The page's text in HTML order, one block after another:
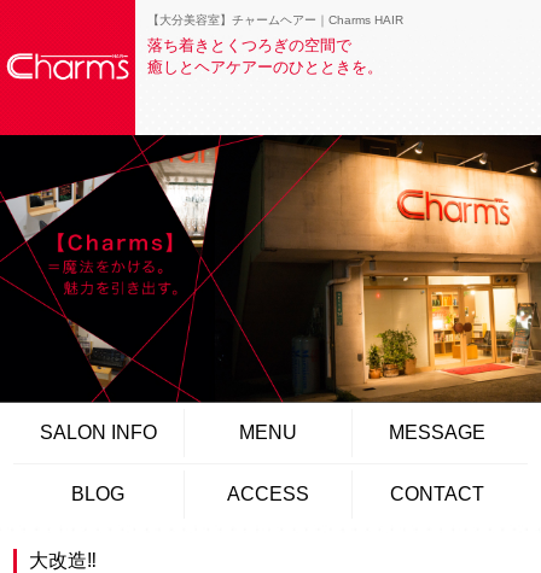
【大分美容室】チャームヘアー｜Charms HAIR
落ち着きとくつろぎの空間で
癒しとヘアケアーのひとときを。
SALON INFO MENU MESSAGE
BLOG ACCESS CONTACT
大改造‼︎